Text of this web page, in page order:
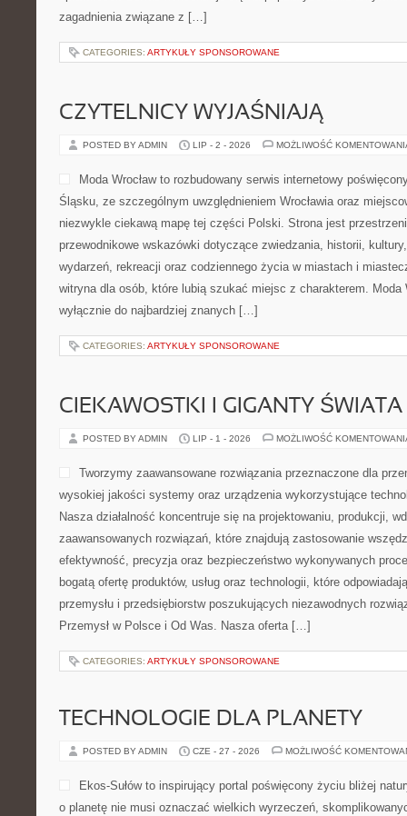
zagadnienia związane z […]
CATEGORIES: ARTYKUŁY SPONSOROWANE
CZYTELNICY WYJAŚNIAJĄ
POSTED BY ADMIN LIP - 2 - 2026 MOŻLIWOŚĆ
Moda Wrocław to rozbudowany serwis internetowy
Śląsku, ze szczególnym uwzględnieniem Wrocławia oraz
niezwykle ciekawą mapę tej części Polski. Strona jest
przewodnikowe wskazówki dotyczące zwiedzania, historii,
wydarzeń, rekreacji oraz codziennego życia w miastach i
witryna dla osób, które lubią szukać miejsc z charakterem. Moda
wyłącznie do najbardziej znanych […]
CATEGORIES: ARTYKUŁY SPONSOROWANE
CIEKAWOSTKI I GIGANTY ŚWIATA
POSTED BY ADMIN LIP - 1 - 2026 MOŻLIWOŚĆ
Tworzymy zaawansowane rozwiązania przeznaczone dla
wysokiej jakości systemy oraz urządzenia wykorzystujące
Nasza działalność koncentruje się na projektowaniu, produkcji,
zaawansowanych rozwiązań, które znajdują zastosowanie
efektywność, precyzja oraz bezpieczeństwo wykonywanych
bogatą ofertę produktów, usług oraz technologii, które
przemysłu i przedsiębiorstw poszukujących niezawodnych
Przemysł w Polsce i Od Was. Nasza oferta […]
CATEGORIES: ARTYKUŁY SPONSOROWANE
TECHNOLOGIE DLA PLANETY
POSTED BY ADMIN CZE - 27 - 2026 MOŻLIWOŚĆ
Ekos-Sułów to inspirujący portal poświęcony życiu bliżej
o planetę nie musi oznaczać wielkich wyrzeczeń,